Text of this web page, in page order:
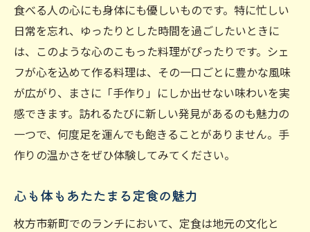
食べる人の心にも身体にも優しいものです。特に忙しい
日常を忘れ、ゆったりとした時間を過ごしたいときに
は、このような心のこもった料理がぴったりです。シェ
フが心を込めて作る料理は、その一口ごとに豊かな風味
が広がり、まさに「手作り」にしか出せない味わいを実
感できます。訪れるたびに新しい発見があるのも魅力の
一つで、何度足を運んでも飽きることがありません。手
作りの温かさをぜひ体験してみてください。
心も体もあたたまる定食の魅力
枚方市新町でのランチにおいて、定食は地元の文化と